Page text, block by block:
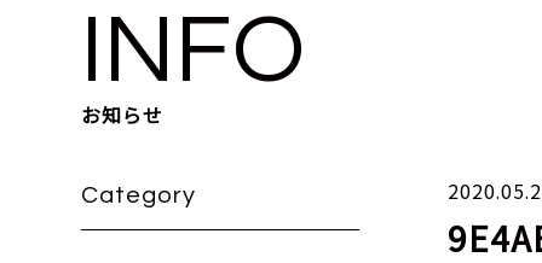
INFO
お知らせ
Category